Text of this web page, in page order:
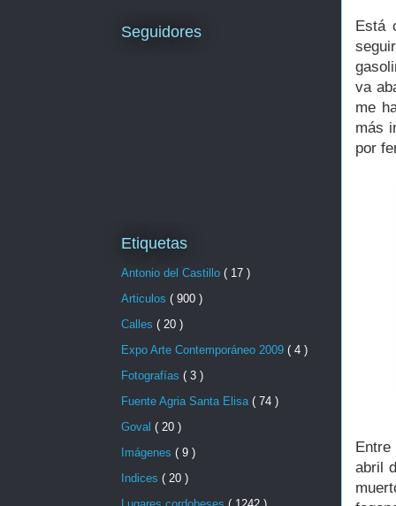
Está
va
me
más
por
abril
Seguidores
Etiquetas
Antonio del Castillo ( 17 )
Articulos ( 900 )
Calles ( 20 )
Expo Arte Contemporáneo 2009 ( 4 )
Fotografías ( 3 )
Fuente Agria Santa Elisa ( 74 )
Goval ( 20 )
Imágenes ( 9 )
Indices ( 20 )